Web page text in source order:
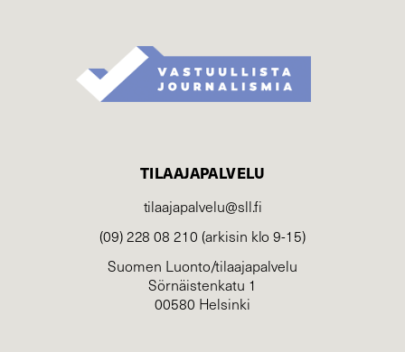
TILAAJAPALVELU
tilaajapalvelu@sll.fi
(09) 228 08 210 (arkisin klo 9-15)
Suomen Luonto/tilaajapalvelu
Sörnäistenkatu 1
00580 Helsinki